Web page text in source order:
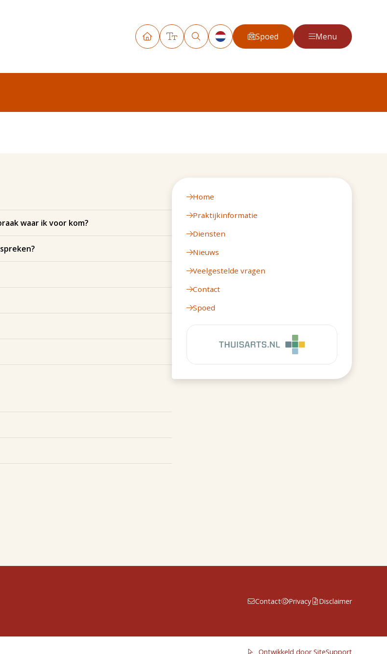
Spoed Menu
waar ik voor kom?
Home
Praktijkinformatie
Diensten
Nieuws
Veelgestelde vragen
Contact
Spoed
Contact Privacy Disclaimer
Ontwikkeld door SiteSupport